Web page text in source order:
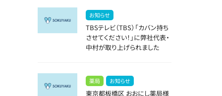
お知らせ
TBSテレビ（TBS）「カバン持ち
させてください！」に弊社代表・
中村が取り上げられました
薬局 お知らせ
東京都板橋区 おおにし薬局様